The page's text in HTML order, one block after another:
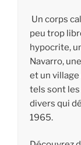
Un corps
peu trop
hypocrite,
Navarro,
et un village
tels sont
divers qui
1965.